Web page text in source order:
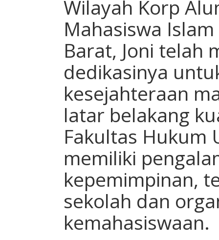
Wilayah Korp
Mahasiswa
Barat, Joni telah
dedikasinya
kesejahteraan
latar belakang
Fakultas Hukum
memiliki
kepemimpinan,
sekolah dan
kemahasiswaan.